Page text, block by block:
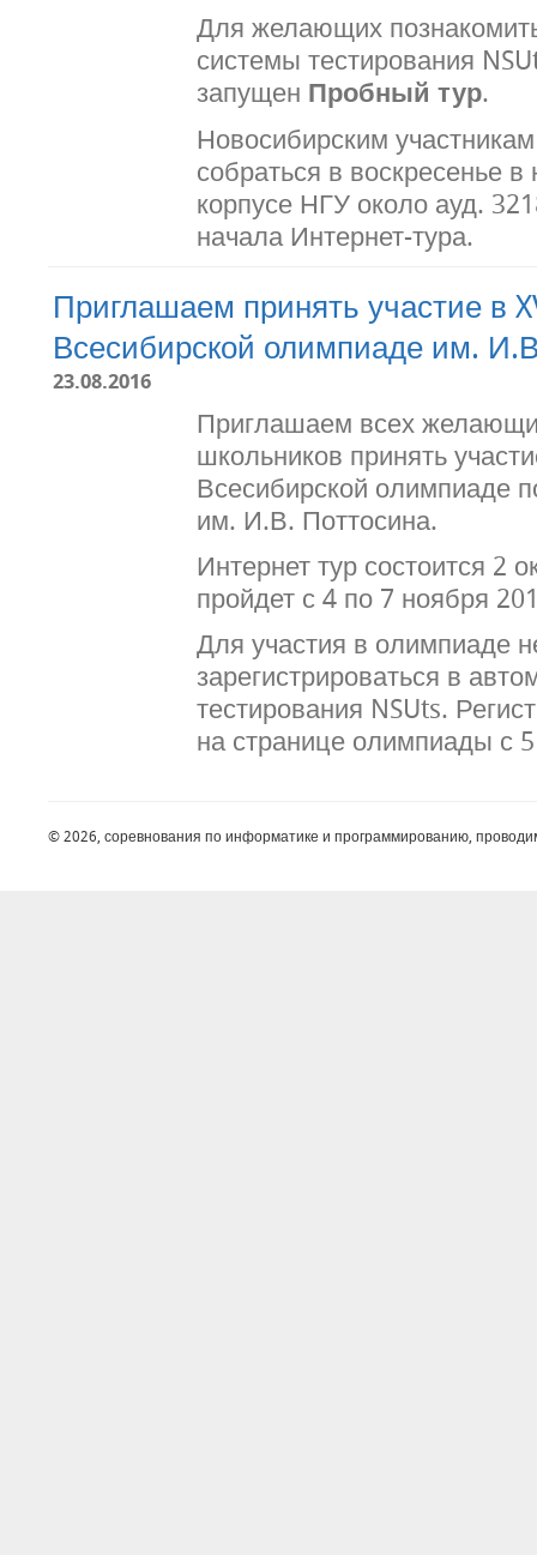
Для желающих
системы тестирования
запущен Пробный тур.
Новосибирским
собраться в воскресенье
корпусе НГУ около ауд.
начала Интернет-тура.
Приглашаем принять участие в
Всесибирской олимпиаде им.
23.08.2016
Приглашаем всех
школьников принять
Всесибирской олимпиаде
им. И.В. Поттосина.
Интернет тур состоится 2
пройдет с 4 по 7 ноября
Для участия в олимпиаде
зарегистрироваться в
тестирования NSUts.
на странице олимпиады с
© 2026, соревнования по информатике и программированию,